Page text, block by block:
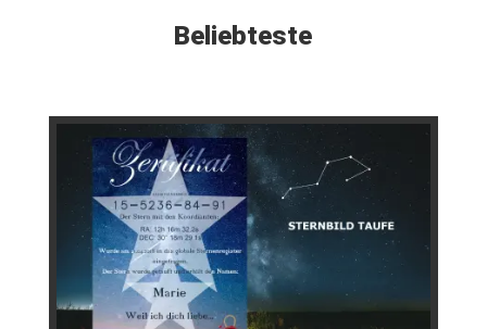
Beliebteste